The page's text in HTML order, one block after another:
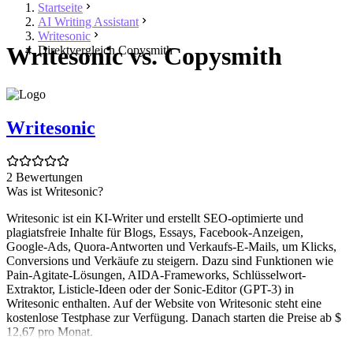
Startseite
AI Writing Assistant
Writesonic
Direktvergleich Copysmith
Writesonic vs. Copysmith
Writesonic
2 Bewertungen
Was ist Writesonic?
Writesonic ist ein KI-Writer und erstellt SEO-optimierte und
plagiatsfreie Inhalte für Blogs, Essays, Facebook-Anzeigen,
Google-Ads, Quora-Antworten und Verkaufs-E-Mails, um Klicks,
Conversions und Verkäufe zu steigern. Dazu sind Funktionen wie
Pain-Agitate-Lösungen, AIDA-Frameworks, Schlüsselwort-
Extraktor, Listicle-Ideen oder der Sonic-Editor (GPT-3) in
Writesonic enthalten. Auf der Website von Writesonic steht eine
kostenlose Testphase zur Verfügung. Danach starten die Preise ab $
12,67 pro Monat.